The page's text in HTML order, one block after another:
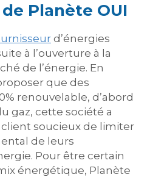
Planète OUI
d’énergies
à l’ouverture à la
de l’énergie. En
que des
renouvelable, d’abord
gaz, cette société a
soucieux de limiter
de leurs
Pour être certain
énergétique, Planète